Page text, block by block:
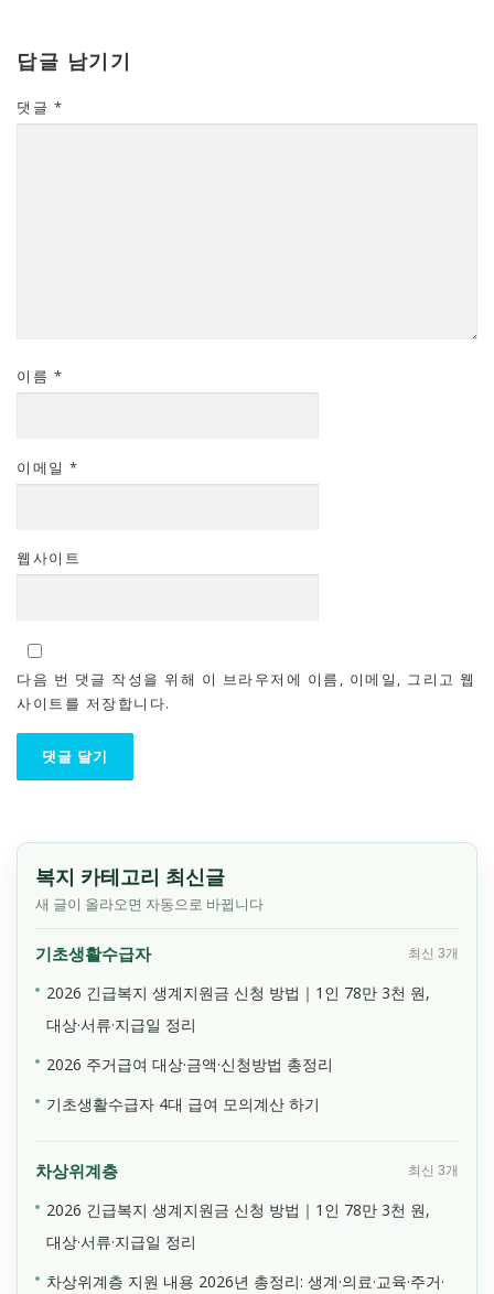
답글 남기기
댓글 *
이름 *
이메일 *
웹사이트
다음 번 댓글 작성을 위해 이 브라우저에 이름, 이메일, 그리고 웹
사이트를 저장합니다.
복지 카테고리 최신글
새 글이 올라오면 자동으로 바뀝니다
기초생활수급자 최신 3개
2026 긴급복지 생계지원금 신청 방법｜1인 78만 3천 원,
대상·서류·지급일 정리
2026 주거급여 대상·금액·신청방법 총정리
기초생활수급자 4대 급여 모의계산 하기
차상위계층 최신 3개
2026 긴급복지 생계지원금 신청 방법｜1인 78만 3천 원,
대상·서류·지급일 정리
차상위계층 지원 내용 2026년 총정리: 생계·의료·교육·주거·